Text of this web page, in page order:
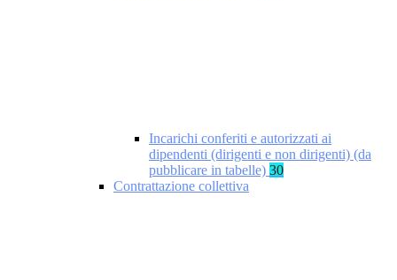
Incarichi conferiti e autorizzati ai
dipendenti (dirigenti e non dirigenti) (da
pubblicare in tabelle) 30
Contrattazione collettiva